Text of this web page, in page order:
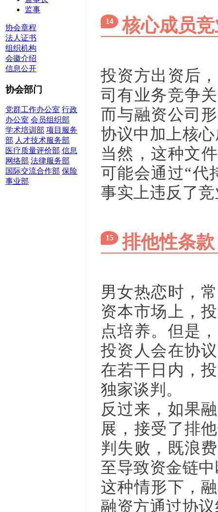
监事
协会章程
法人证书
组织机构
会徽介绍
信息公开
协会部门
党群工作办公室 行政
办公室 会员组织部
学术培训部 项目服务
部 人才技术服务部
医疗质量评价部 信息
网络部 法律服务部
国际交流合作部 保险
事业部
14 核心成员
投资方出资后
司有业务竞争
而与融资公司
协议中加上核
当然，这种文
可能会通过“代
事实上违反了
15 排他性条款
男女热恋时，
资本市场上，
点培养。但是
投资人会在协
在若干日内，
独家谈判。
反过来，如果
展，接受了排
判失败，既浪
至导致资金链
这种情形下，
融资方通过协